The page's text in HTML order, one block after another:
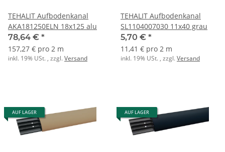
TEHALIT Aufbodenkanal
AKA181250ELN 18x125 alu
78,64 € *
157,27 € pro 2 m
inkl. 19% USt. , zzgl.Versand
TEHALIT Aufbodenkanal
SL1104007030 11x40 grau
5,70 € *
11,41 € pro 2 m
inkl. 19% USt. , zzgl.Versand
AUF LAGER AUF LAGER